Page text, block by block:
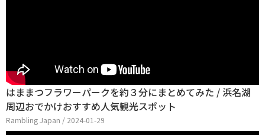
はままつフラワーパークを約３分にまとめてみた / 浜名湖
周辺おでかけおすすめ人気観光スポット
Rambling Japan / 2024-01-29